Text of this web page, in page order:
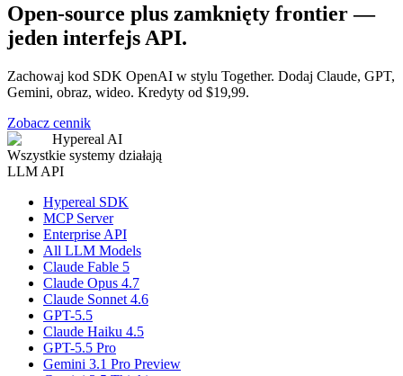
Open-source plus zamknięty frontier —
jeden interfejs API.
Zachowaj kod SDK OpenAI w stylu Together. Dodaj Claude, GPT,
Gemini, obraz, wideo. Kredyty od $19,99.
Zobacz cennik
Hypereal AI
Wszystkie systemy działają
LLM API
Hypereal SDK
MCP Server
Enterprise API
All LLM Models
Claude Fable 5
Claude Opus 4.7
Claude Sonnet 4.6
GPT-5.5
Claude Haiku 4.5
GPT-5.5 Pro
Gemini 3.1 Pro Preview